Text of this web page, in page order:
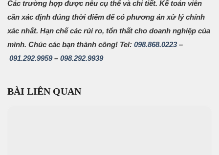
Các trường hợp được nêu cụ thể và chi tiết. Kế toán viên
cần xác định đúng thời điểm để có phương án xử lý chính
xác nhất. Hạn chế các rủi ro, tổn thất cho doanh nghiệp của
mình. Chúc các bạn thành công! Tel: 098.868.0223–
091.292.9959– 098.292.9939
BÀI LIÊN QUAN